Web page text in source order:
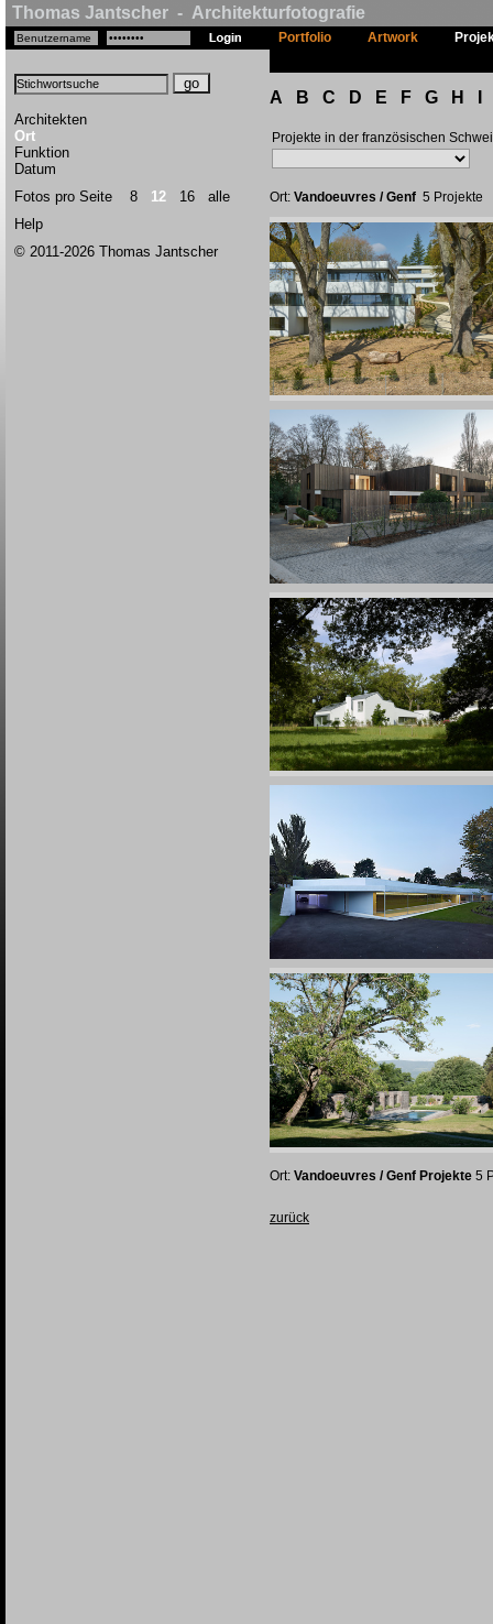
Thomas Jantscher - Architekturfotografie
Architekten
Ort
Funktion
Datum
Fotos pro Seite 8 12 16
alle
Help
© 2011-2026 Thomas Jantscher
Portfolio Artwork
A B C D E F G H
Projekte in der französischen
Ort: Vandoeuvres / Genf 5 Projekte
Ort: Vandoeuvres / Genf Projekte 5
zurück